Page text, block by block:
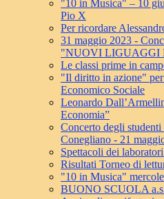
"10 in Musica" – 10
Pio X
Per ricordare
31 maggio 2023 -
"NUOVI LIGUAGGI
Le classi prime in
"Il diritto in azione"
Economico Sociale
Leonardo
Economia”
Concerto degli
Conegliano - 21
Spettacoli dei
Risultati Torneo di
"10 in Musica"
BUONO SCUOLA